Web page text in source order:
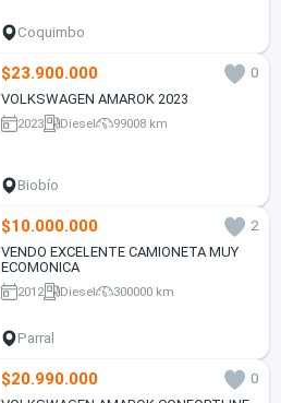
Coquimbo
$23.900.000
0
VOLKSWAGEN AMAROK 2023
2023 Diesel 99008 km
Biobío
$10.000.000
2
VENDO EXCELENTE CAMIONETA MUY
ECOMONICA
2012 Diesel 300000 km
Parral
$20.990.000
0